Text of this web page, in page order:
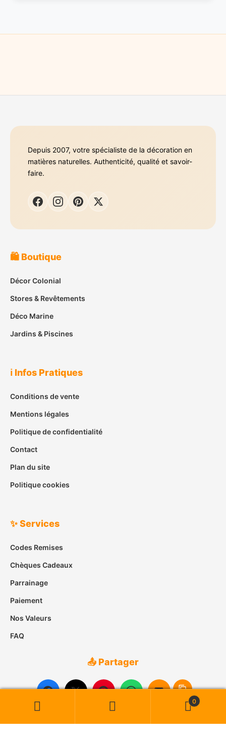
Depuis 2007, votre spécialiste de la décoration en
matières naturelles. Authenticité, qualité et savoir-
faire.
🛍️ Boutique
Décor Colonial
Stores & Revêtements
Déco Marine
Jardins & Piscines
ℹ️ Infos Pratiques
Conditions de vente
Mentions légales
Politique de confidentialité
Contact
Plan du site
Politique cookies
✨ Services
Codes Remises
Chèques Cadeaux
Parrainage
Paiement
Nos Valeurs
FAQ
📤 Partager
Recherche
pour :
Recherche
0